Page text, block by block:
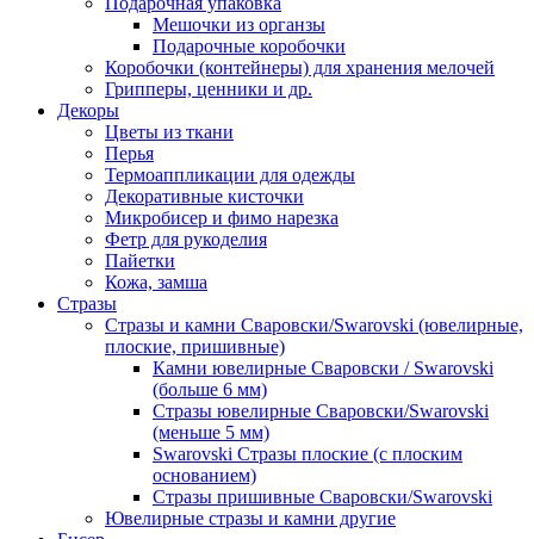
Мешочки из органзы
Подарочные коробочки
Коробочки (контейнеры) для хранения мелочей
Грипперы, ценники и др.
Декоры
Цветы из ткани
Перья
Термоаппликации для одежды
Декоративные кисточки
Микробисер и фимо нарезка
Фетр для рукоделия
Пайетки
Кожа, замша
Стразы
Стразы и камни Сваровски/Swarovski (ювелирные,
плоские, пришивные)
Камни ювелирные Сваровски / Swarovski
(больше 6 мм)
Стразы ювелирные Сваровски/Swarovski
(меньше 5 мм)
Swarovski Стразы плоские (с плоским
основанием)
Стразы пришивные Сваровски/Swarovski
Ювелирные стразы и камни другие